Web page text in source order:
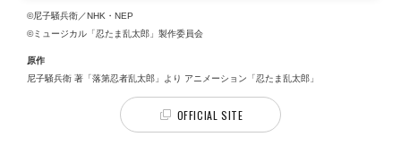
©尼子騒兵衛／NHK・NEP
©ミュージカル「忍たま乱太郎」製作委員会
原作
尼子騒兵衛 著「落第忍者乱太郎」より アニメーション「忍たま乱太郎」
OFFICIAL SITE